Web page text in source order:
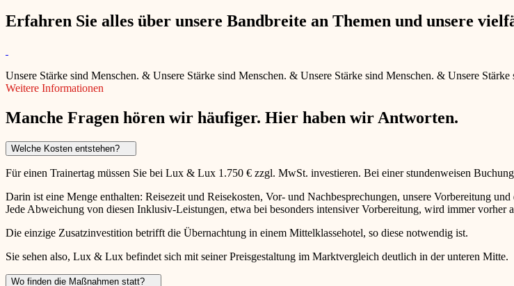
Erfahren Sie alles über unsere Bandbreite an Themen und unsere
Unsere Stärke sind Menschen. & Unsere Stärke sind Menschen. & Unsere Stärke sind Menschen. & Unsere Stärke
Weitere Informationen
Manche Fragen hören wir häufiger. Hier haben wir Antworten.
Welche Kosten entstehen?
Für einen Trainertag müssen Sie bei Lux & Lux 1.750 € zzgl. MwSt. investieren. Bei einer stundenweisen
Darin ist eine Menge enthalten: Reisezeit und Reisekosten, Vor- und Nachbesprechungen, unsere Vorbereitung
Jede Abweichung von diesen Inklusiv-Leistungen, etwa bei besonders intensiver Vorbereitung, wird immer vorher
Die einzige Zusatzinvestition betrifft die Übernachtung in einem Mittelklassehotel, so diese notwendig ist.
Sie sehen also, Lux & Lux befindet sich mit seiner Preisgestaltung im Marktvergleich deutlich in der unteren Mitte.
Wo finden die Maßnahmen statt?